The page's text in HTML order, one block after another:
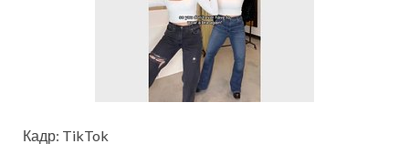
Кадр: TikTok